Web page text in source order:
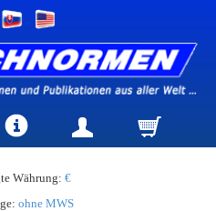
Währung: €
ohne MWS